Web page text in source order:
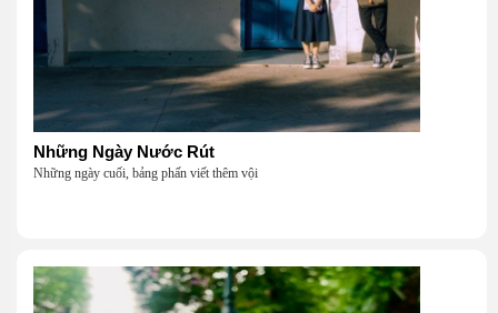
Những Ngày Nước Rút
Những ngày cuối, bảng phấn viết thêm vội